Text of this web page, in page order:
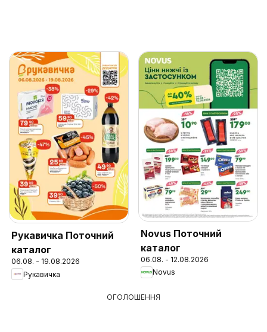
Рукавичка Поточний
каталог
06.08. - 19.08.2026
Рукавичка
Novus Поточний
каталог
06.08. - 12.08.2026
Novus
ОГОЛОШЕННЯ